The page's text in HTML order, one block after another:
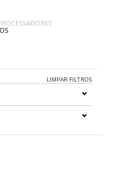
LIMPAR FILTROS